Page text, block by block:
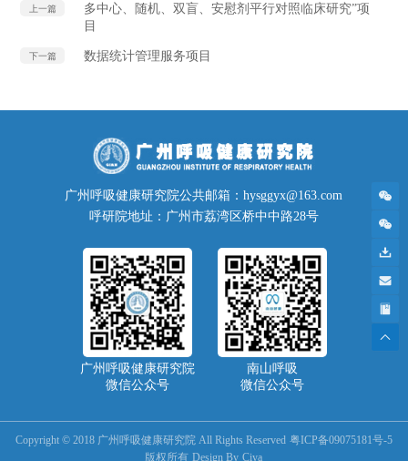
上一篇
多中心、随机、双盲、安慰剂平行对照临床研究”项
目
下一篇 数据统计管理服务项目
广州呼吸健康研究院公共邮箱：hysggyx@163.com
呼研院地址：广州市荔湾区桥中中路28号
广州呼吸健康研究院
微信公众号
南山呼吸
微信公众号
Copyright © 2018 广州呼吸健康研究院 All Rights Reserved 粤ICP备09075181号-5
版权所有 Design By Ciya